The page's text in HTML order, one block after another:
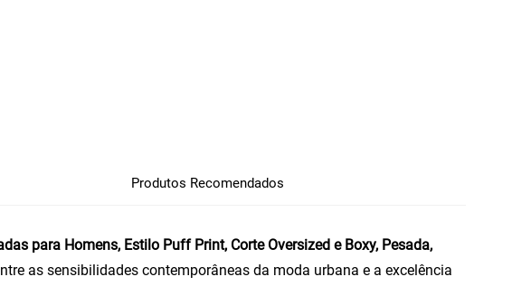
Produtos Recomendados
para Homens, Estilo Puff Print, Corte Oversized e Boxy, Pesada,
as sensibilidades contemporâneas da moda urbana e a excelência